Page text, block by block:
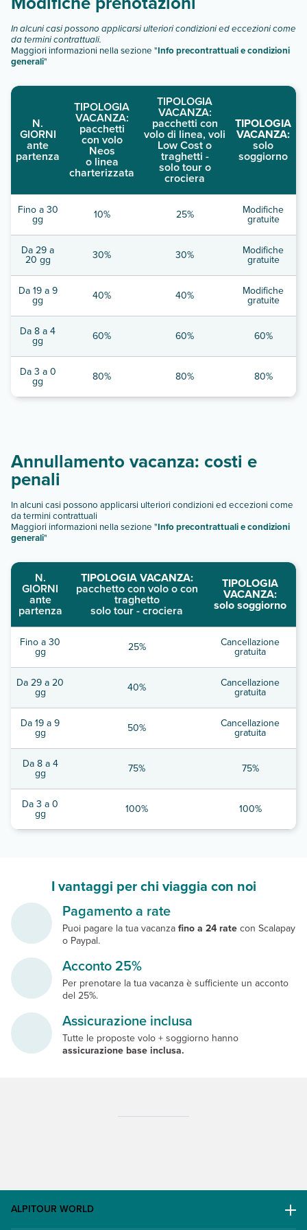
In alcuni casi possono applicarsi ulteriori condizioni ed eccezioni come
da termini contrattuali.
Maggiori informazioni nella sezione "Info precontrattuali e condizioni
generali"
N.
GIORNI
ante
partenza
TIPOLOGIA
VACANZA:
pacchetti
con volo
Neos
o linea
charterizzata
TIPOLOGIA
VACANZA:
pacchetti con
volo di linea, voli
Low Cost o
traghetti -
solo tour o
crociera
TIPOLOGIA
VACANZA:
solo
soggiorno
Fino a 30
gg 10% 25% Modifiche
gratuite
Da 29 a
20 gg 30% 30% Modifiche
gratuite
Da 19 a 9
gg 40% 40% Modifiche
gratuite
Da 8 a 4
gg 60% 60% 60%
Da 3 a 0
gg 80% 80% 80%
Annullamento vacanza: costi e
penali
In alcuni casi possono applicarsi ulteriori condizioni ed eccezioni come
da termini contrattuali
Maggiori informazioni nella sezione "Info precontrattuali e condizioni
generali"
N.
GIORNI
ante
partenza
TIPOLOGIA VACANZA:
pacchetto con volo o con
traghetto
solo tour - crociera
TIPOLOGIA
VACANZA:
solo soggiorno
Fino a 30
gg 25% Cancellazione
gratuita
Da 29 a 20
gg 40% Cancellazione
gratuita
Da 19 a 9
gg 50% Cancellazione
gratuita
Da 8 a 4
gg 75% 75%
Da 3 a 0
gg 100% 100%
I vantaggi per chi viaggia con noi
Pagamento a rate
Puoi pagare la tua vacanzafino a 24 ratecon Scalapay
o Paypal.
Acconto 25%
Per prenotare la tua vacanza è sufficiente un acconto
del 25%.
Assicurazione inclusa
Tutte le proposte volo + soggiorno hanno
assicurazione base inclusa.
ALPITOUR WORLD